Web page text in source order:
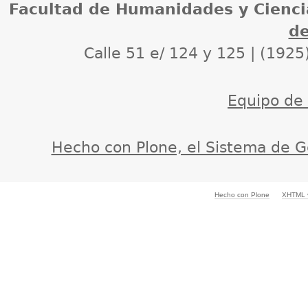
Facultad de Humanidades y
Calle 51 e/ 124 y 125 |
Equipo
Hecho con Plone, el Sistema de
Hecho con Plone XHTML